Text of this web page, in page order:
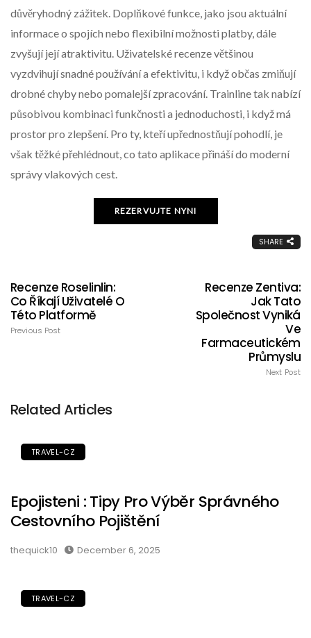
důvěryhodný zážitek. Doplňkové funkce, jako jsou aktuální
informace o spojích nebo flexibilní možnosti platby, dále
zvyšují její atraktivitu. Uživatelské recenze většinou
vyzdvihují snadné používání a efektivitu, i když občas zmiňují
drobné chyby nebo pomalejší zpracování. Trainline tak nabízí
působivou kombinaci funkčnosti a jednoduchosti, i když má
prostor pro zlepšení. Pro ty, kteří upřednostňují pohodlí, je
však těžké přehlédnout, co tato aplikace přináší do moderní
správy vlakových cest.
REZERVUJTE NYNI
SHARE
Recenze Roselinlin:
Co Říkají Uživatelé O
Této Platformě
Previous Post
Recenze Zentiva:
Jak Tato
Společnost Vyniká
Ve
Farmaceutickém
Průmyslu
Next Post
Related Articles
TRAVEL-CZ
Epojisteni : Tipy Pro Výběr Správného
Cestovního Pojištění
thequick10 December 6, 2025
TRAVEL-CZ